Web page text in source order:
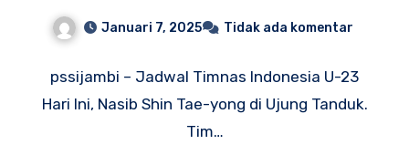
Tae-yong di Ujung Tanduk
Januari 7, 2025 Tidak ada komentar
pssijambi – Jadwal Timnas Indonesia U-23
Hari Ini, Nasib Shin Tae-yong di Ujung Tanduk.
Tim…